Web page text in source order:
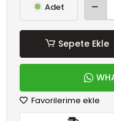
Adet
Sepete Ekle
Favorilerime ekle